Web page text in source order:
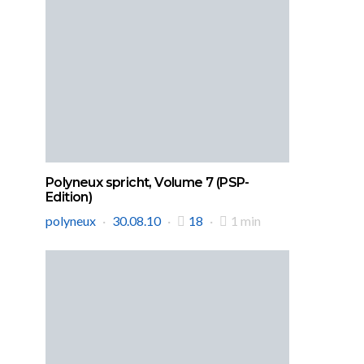
Polyneux spricht, Volume 7 (PSP-
Edition)
polyneux
30.08.10 18 1 min